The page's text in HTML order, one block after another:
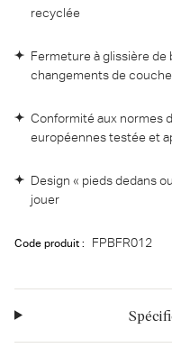
recyclée
Fermeture à glissière de
changements de
Conformité aux normes
européennes testée et
Design « pieds dedans
jouer
Code produit : FPBFR012